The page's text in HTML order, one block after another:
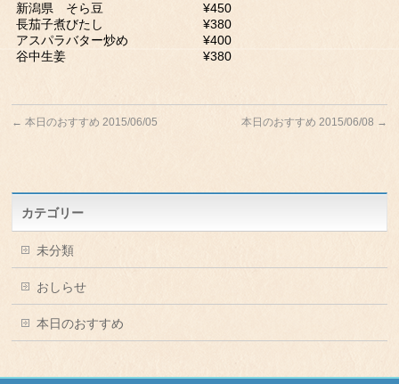
新潟県 そら豆 ¥450
長茄子煮びたし ¥380
アスパラバター炒め ¥400
谷中生姜 ¥380
← 本日のおすすめ 2015/06/05 本日のおすすめ 2015/06/08 →
カテゴリー
未分類
おしらせ
本日のおすすめ